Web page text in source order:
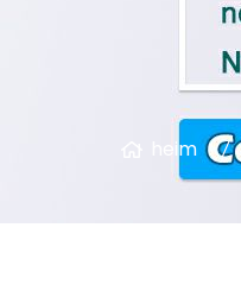
heim